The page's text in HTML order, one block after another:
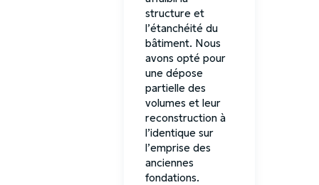
structure et
l’étanchéité du
bâtiment. Nous
avons opté pour
une dépose
partielle des
volumes et leur
reconstruction à
l’identique sur
l’emprise des
anciennes
fondations.